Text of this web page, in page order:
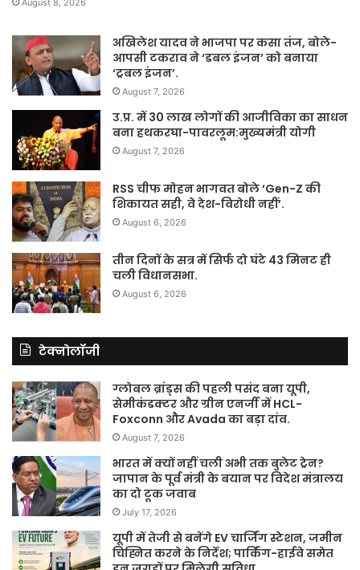
अखिलेश यादव ने भाजपा पर कसा तंज, बोले-
आपसी टकराव ने ‘डबल इंजन’ को बनाया
‘ट्रबल इंजन’.
August 7, 2026
उ.प्र. में 30 लाख लोगों की आजीविका का साधन
बना हथकरघा-पावरलूम:मुख्यमंत्री योगी
August 7, 2026
RSS चीफ मोहन भागवत बोले ‘Gen-Z की
शिकायत सही, वे देश-विरोधी नहीं’.
August 6, 2026
तीन दिनों के सत्र में सिर्फ दो घंटे 43 मिनट ही
चली विधानसभा.
August 6, 2026
टेक्नोलॉजी
ग्लोबल ब्रांड्स की पहली पसंद बना यूपी,
सेमीकंडक्टर और ग्रीन एनर्जी में HCL-
Foxconn और Avada का बड़ा दांव.
August 7, 2026
भारत में क्यों नहीं चली अभी तक बुलेट ट्रेन?
जापान के पूर्व मंत्री के बयान पर विदेश मंत्रालय
का दो टूक जवाब
July 17, 2026
यूपी में तेजी से बनेंगे EV चार्जिंग स्टेशन, जमीन
चिह्नित करने के निर्देश; पार्किंग-हाईवे समेत